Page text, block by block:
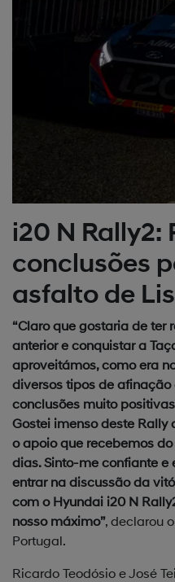
i20 N Rally2:
conclusões
asfalto de
“Claro que gostaria de ter
anterior e conquistar a
aproveitámos, como era
diversos tipos de
conclusões muito
Gostei imenso deste Rally
o apoio que recebemos
dias. Sinto-me confiante
entrar na discussão da
com o Hyundai i20 N
nosso máximo”, declarou
Portugal.
Ricardo Teodósio e José